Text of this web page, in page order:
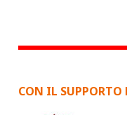
CON IL SUPPORTO